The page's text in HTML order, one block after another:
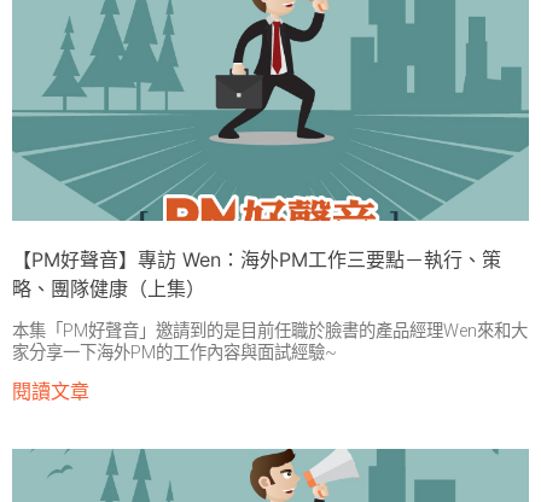
【PM好聲音】專訪 Wen：海外PM工作三要點－執行、策
略、團隊健康（上集）
本集「PM好聲音」邀請到的是目前任職於臉書的產品經理Wen來和大
家分享一下海外PM的工作內容與面試經驗~
閱讀文章